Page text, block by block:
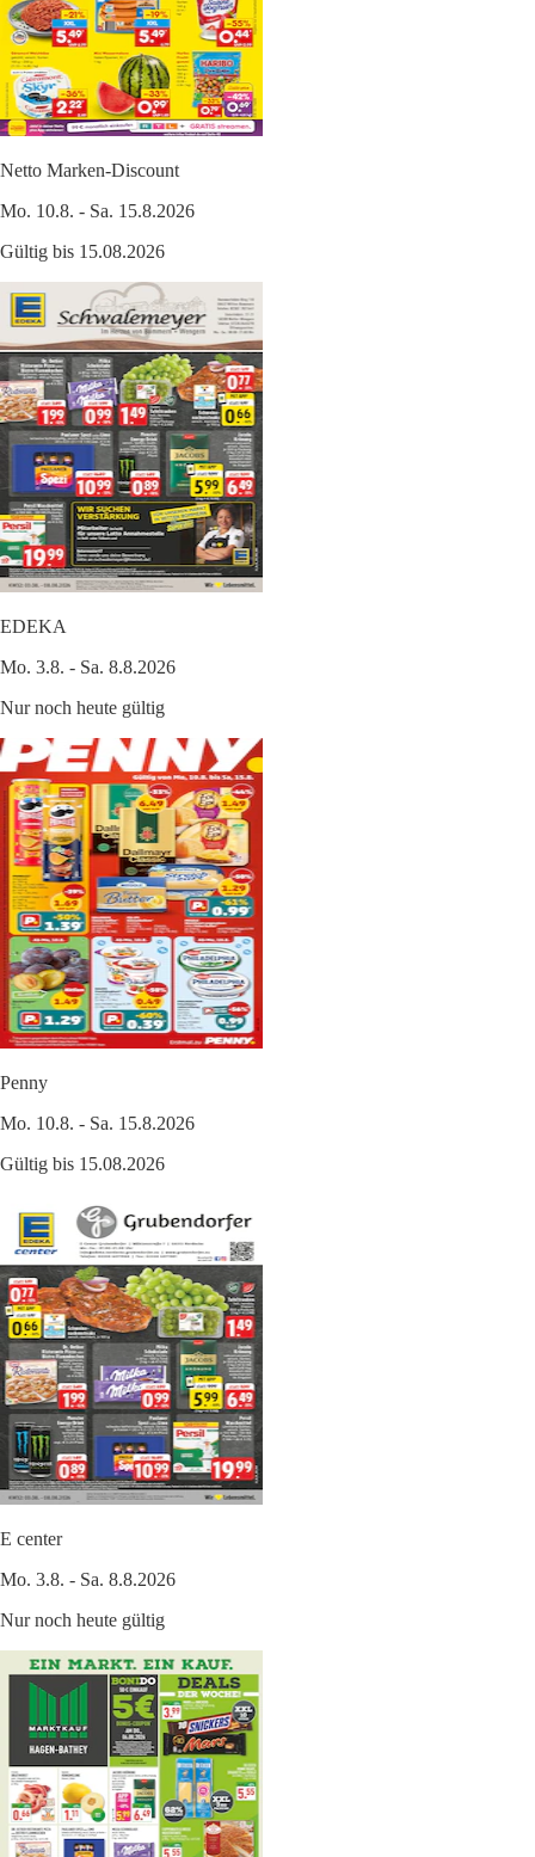
Netto Marken-Discount
Mo. 10.8. - Sa. 15.8.2026
Gültig bis 15.08.2026
EDEKA
Mo. 3.8. - Sa. 8.8.2026
Nur noch heute gültig
Penny
Mo. 10.8. - Sa. 15.8.2026
Gültig bis 15.08.2026
E center
Mo. 3.8. - Sa. 8.8.2026
Nur noch heute gültig